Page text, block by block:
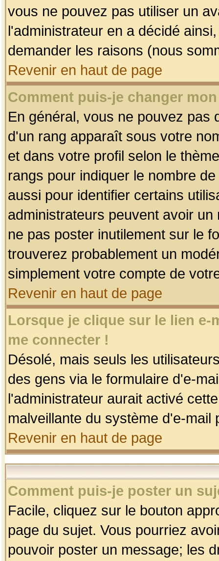
vous ne pouvez pas utiliser un
l'administrateur en a décidé
demander les raisons (nous
Revenir en haut de page
Comment puis-je changer
En général, vous ne pouvez pas
d'un rang apparaît sous votre
et dans votre profil selon le
rangs pour indiquer le nombre
aussi pour identifier certains
administrateurs peuvent avoir
ne pas poster inutilement sur le
trouverez probablement un
simplement votre compte de
Revenir en haut de page
Lorsque je clique sur le lien
me connecter !
Désolé, mais seuls les
des gens via le formulaire d'e-
l'administrateur aurait activé
malveillante du système d'e-
Revenir en haut de page
Comment puis-je poster un
Facile, cliquez sur le bouton
page du sujet. Vous pourriez
pouvoir poster un message; les